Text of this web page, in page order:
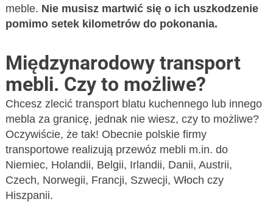
meble. Nie musisz martwić się o ich uszkodzenie
pomimo setek kilometrów do pokonania.
Międzynarodowy transport
mebli. Czy to możliwe?
Chcesz zlecić transport blatu kuchennego lub innego
mebla za granicę, jednak nie wiesz, czy to możliwe?
Oczywiście, że tak! Obecnie polskie firmy
transportowe realizują przewóz mebli m.in. do
Niemiec, Holandii, Belgii, Irlandii, Danii, Austrii,
Czech, Norwegii, Francji, Szwecji, Włoch czy
Hiszpanii.